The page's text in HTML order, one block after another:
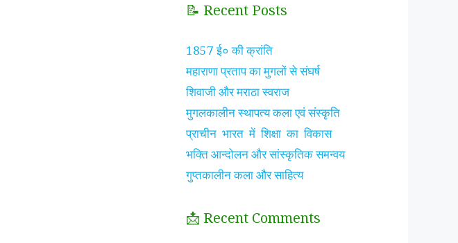
📝 Recent Posts
1857 ई० की क्रांति
महाराणा प्रताप का मुगलों से संघर्ष
शिवाजी और मराठा स्वराज
मुगलकालीन स्थापत्य कला एवं संस्कृति
प्राचीन भारत में शिक्षा का विकास
भक्ति आन्दोलन और सांस्कृतिक समन्वय
गुप्तकालीन कला और साहित्य
📩 Recent Comments